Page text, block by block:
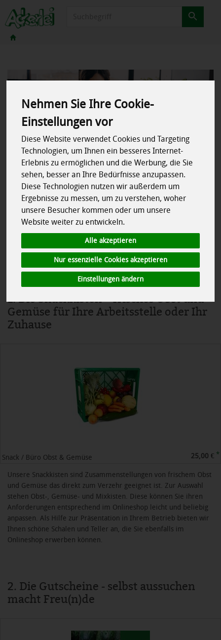
Nehmen Sie Ihre Cookie-
Einstellungen vor
Diese Website verwendet Cookies und Targeting
Technologien, um Ihnen ein besseres Internet-
Erlebnis zu ermöglichen und die Werbung, die Sie
sehen, besser an Ihre Bedürfnisse anzupassen.
Diese Technologien nutzen wir außerdem um
Ergebnisse zu messen, um zu verstehen, woher
unsere Besucher kommen oder um unsere
Website weiter zu entwickeln.
Alle akzeptieren
Nur essenzielle Cookies akzeptieren
Einstellungen ändern
14.05.2024
Geschenkideen für nette
Menschen
Lebensmittel gehören als „Aufmerksamkeiten am Arbeitnehmer“
nicht zum Arbeitslohn und sind in Grenzen steuerfrei* (siehe
unten). Und im privaten Bereich sind Aufmerksamkeiten
grenzenlos möglich ;-). Sie haben die Wahl zwischen Snackkisten,
Gutscheinen und Geschenkkörben - als Belohnung, als Geschenk -
für viele Anlässe.
1. Die Snackkisten – frisches Obst und
Gemüse für Ihre Arbeitsstelle oder Ihr
Zuhause
Snack / Büro Obst & Gemüse 25,00 € *
Unsere Snackkisten sind Zusammenstellungen von frischem Obst
und Gemüse das direkt zum Verzehr geeignet ist. Zur Auswahl
stehen Obst-, Gemüse- und Mixkisten. Diese können Sie ihren
Anforderungen entsprechend im Onlineshop leicht und beliebig
anpassen. Als Hilfe zur Präsentation in Ihrem Betrieb bieten wir
Ihnen schöne Schalen und Teller an, die Sie ebenfalls im
Onlineshop erwerben können.
2. Die Gutscheine - selbst aussuchen
macht Freu(n)de